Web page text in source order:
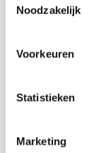
Noodzakelijk
Voorkeuren
Statistieken
Marketing
Het duel tussen
krijgen
bal om 21.00